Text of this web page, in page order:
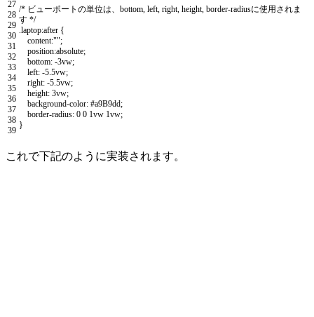
27
28
29
30
31
32
33
34
35
36
37
38
39
/* ビューポートの単位は、bottom, left, right, height, border-radiusに使用されま
す */
laptop:after {
content:"";
position:absolute;
bottom: -3vw;
left: -5.5vw;
right: -5.5vw;
height: 3vw;
background-color: #a9B9dd;
border-radius: 0 0 1vw 1vw;
}
これで下記のように実装されます。